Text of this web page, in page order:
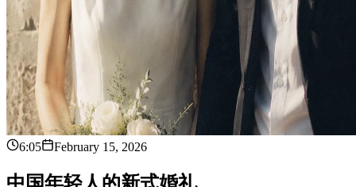
6:05 February 15, 2026